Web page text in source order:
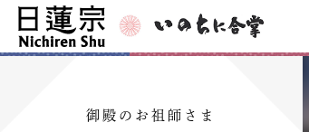
御殿のお祖師さま